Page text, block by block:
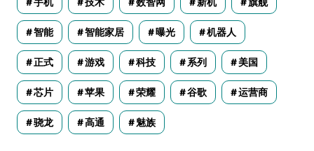
智能 智能家居 曝光 机器人
正式 游戏 科技 系列 美国
芯片 苹果 荣耀 谷歌 运营商
骁龙 高通 魅族